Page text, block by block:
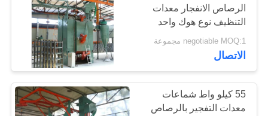
الرصاص الانفجار معدات
التنظيف نوع هوك واحد
لقطع تزوير
negotiable MOQ:1 مجموعة
الاتصال
55 كيلو واط شماعات
معدات التفجير بالرصاص